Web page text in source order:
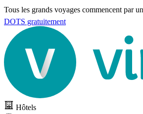
Tous les grands voyages commencent par
DOTS gratuitement
Hôtels